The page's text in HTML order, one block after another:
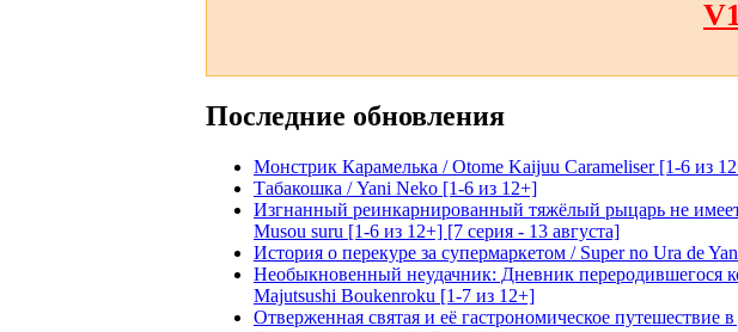
Последние обновления
Монстрик Карамелька / Otome Kaijuu Carameliser [1-6 из
Табакошка / Yani Neko [1-6 из 12+]
Изгнанный реинкарнированный тяжёлый рыцарь не
Musou suru [1-6 из 12+] [7 серия - 13 августа]
История о перекуре за супермаркетом / Super no Ura de
Необыкновенный неудачник: Дневник переродившегося
Majutsushi Boukenroku [1-7 из 12+]
Отверженная святая и её гастрономическое